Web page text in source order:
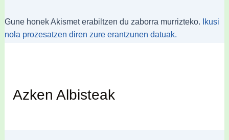
Gune honek Akismet erabiltzen du zaborra murrizteko.
Ikusi
nola prozesatzen diren zure erantzunen datuak.
Azken Albisteak